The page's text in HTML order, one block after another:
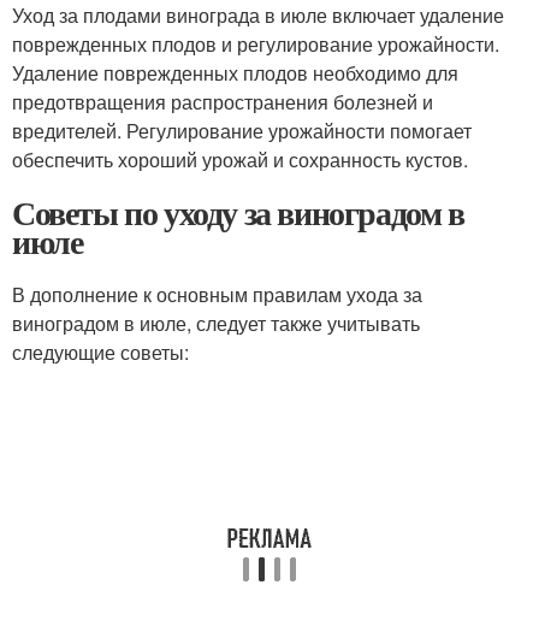
Уход за плодами винограда в июле включает удаление
поврежденных плодов и регулирование урожайности.
Удаление поврежденных плодов необходимо для
предотвращения распространения болезней и
вредителей. Регулирование урожайности помогает
обеспечить хороший урожай и сохранность кустов.
Советы по уходу за виноградом в
июле
В дополнение к основным правилам ухода за
виноградом в июле, следует также учитывать
следующие советы: